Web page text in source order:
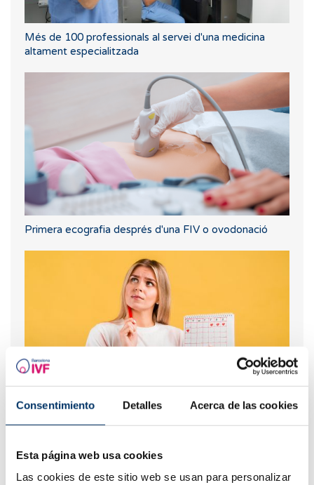
Consentimiento Detalles Acerca de las cookies
Esta página web usa cookies
Las cookies de este sitio web se usan para personalizar
Més de 100 professionals al servei d'una medicina
altament especialitzada
Primera ecografia després d'una FIV o ovodonació
Spotting: Què és i com afecta a la fertilitat?